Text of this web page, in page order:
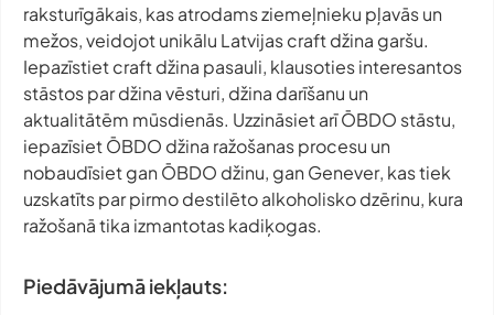
raksturīgākais, kas atrodams ziemeļnieku pļavās un
mežos, veidojot unikālu Latvijas craft džina garšu.
Iepazīstiet craft džina pasauli, klausoties interesantos
stāstos par džina vēsturi, džina darīšanu un
aktualitātēm mūsdienās. Uzzināsiet arī ŌBDO stāstu,
iepazīsiet ŌBDO džina ražošanas procesu un
nobaudīsiet gan ŌBDO džinu, gan Genever, kas tiek
uzskatīts par pirmo destilēto alkoholisko dzērinu, kura
ražošanā tika izmantotas kadiķogas.
Piedāvājumā iekļauts: